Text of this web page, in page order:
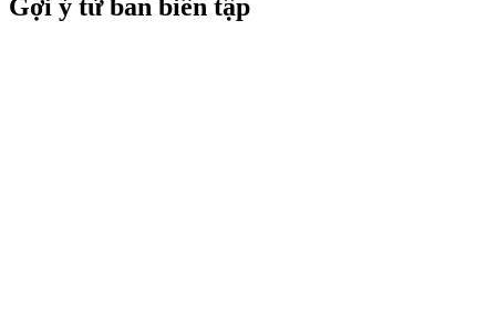
Gợi ý từ ban biên tập